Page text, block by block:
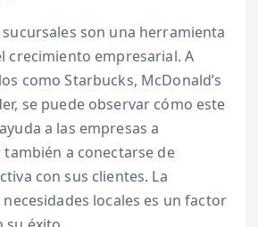
sucursales son una herramienta
crecimiento empresarial. A
como Starbucks, McDonald’s
se puede observar cómo este
a las empresas a
a conectarse de
con sus clientes. La
locales es un factor